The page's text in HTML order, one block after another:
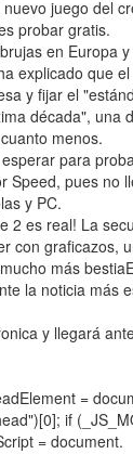
juego del
probar gratis.
en Europa
explicado que
y fijar el
década", una
menos.
para
Speed, pues no
y PC.
2 es real! La
con graficazos,
más
la noticia más
y llegará
=
if
= document.